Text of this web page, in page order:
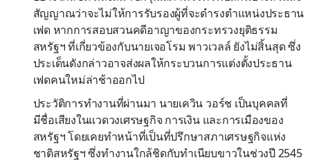
สัญญาณว่าจะไม่ให้การรับรองผู้ที่จะดำรงตำแหน่งประธาน
เฟด หากการสอบสวนคดีอาญาของกระทรวงยุติธรรม
สหรัฐฯ ที่เกี่ยวข้องกับนายเจอโรม พาวเวลล์ ยังไม่สิ้นสุด ซึ่ง
ประเด็นดังกล่าวอาจส่งผลให้กระบวนการแต่งตั้งประธาน
เฟดคนใหม่ล่าช้าออกไป
ประวัติการทำงานที่ผ่านมา นายเควิน วอร์ช เป็นบุคคลที่
มีชื่อเสียงในแวดวงเศรษฐกิจ การเงิน และการเมืองของ
สหรัฐฯ โดยเคยทำหน้าที่เป็นที่ปรึกษาสภาเศรษฐกิจแห่ง
ชาติสหรัฐฯ ซึ่งทำงานใกล้ชิดกับทำเนียบขาวในช่วงปี 2545